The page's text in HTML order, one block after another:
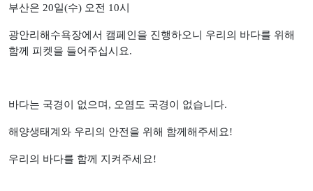
부산은 20일(수) 오전 10시
광안리해수욕장에서 캠페인을 진행하오니 우리의 바다를 위해
함께 피켓을 들어주십시요.
바다는 국경이 없으며, 오염도 국경이 없습니다.
해양생태계와 우리의 안전을 위해 함께해주세요!
우리의 바다를 함께 지켜주세요!